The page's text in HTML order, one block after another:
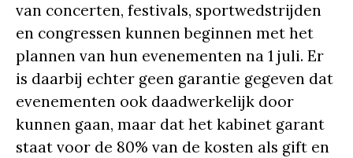
van concerten, festivals, sportwedstrijden
en congressen kunnen beginnen met het
plannen van hun evenementen na 1 juli. Er
is daarbij echter geen garantie gegeven dat
evenementen ook daadwerkelijk door
kunnen gaan, maar dat het kabinet garant
staat voor de 80% van de kosten als gift en